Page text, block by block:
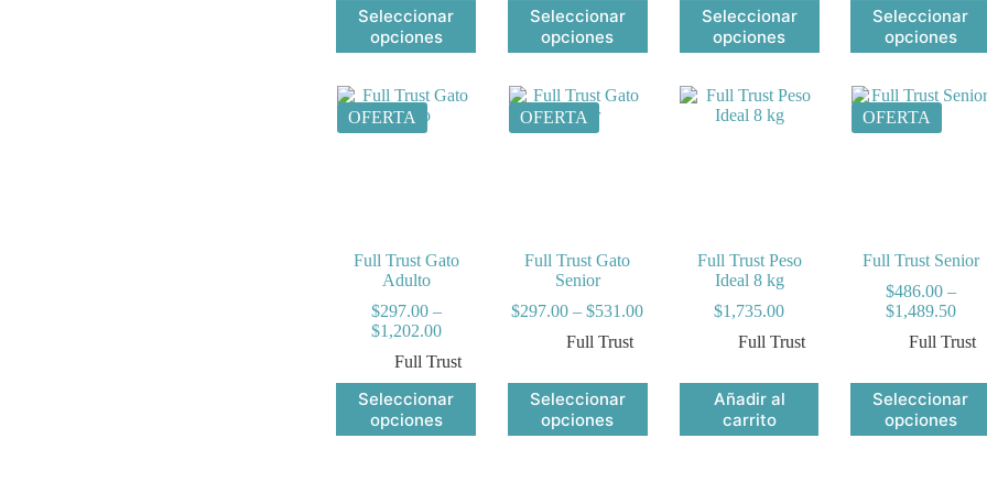
$954.00
Seleccionar
opciones
Este
producto
tiene
variantes.
Las
opciones
de
producto
through
$2,100.00
Seleccionar
opciones
Este
producto
tiene
variantes.
Las
opciones
de
producto
through
$1,233.00
Seleccionar
opciones
Este
producto
tiene
variantes.
Las
opciones
de
producto
Seleccionar
opciones
Este
producto
tiene
variantes.
Las
opciones
de
producto
OFERTA
Full Trust Gato
Adulto
$297.00 –
$1,202.00Price
$297.00
through
$1,202.00
Full Trust
Seleccionar
opciones
Este
producto
tiene
OFERTA
Full Trust Gato
Senior
$297.00 – $531.00Price
$531.00
Full Trust
Seleccionar
opciones
Este
producto
tiene
Full Trust Peso
Ideal 8 kg
$1,735.00
Full Trust
Añadir al
carrito
OFERTA
Full Trust Senior
$486.00 –
$1,489.50Price
Full Trust
Seleccionar
opciones
Este
producto
tiene